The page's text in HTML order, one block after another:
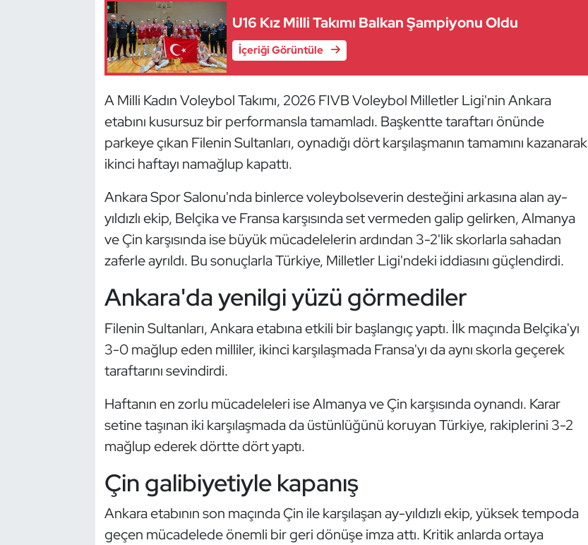
U16 Kız Milli Takımı Balkan Şampiyonu Oldu
İçeriği Görüntüle
A Milli Kadın Voleybol Takımı, 2026 FIVB Voleybol Milletler Ligi'nin Ankara
etabını kusursuz bir performansla tamamladı. Başkentte taraftarı önünde
parkeye çıkan Filenin Sultanları, oynadığı dört karşılaşmanın tamamını kazanarak
ikinci haftayı namağlup kapattı.
Ankara Spor Salonu'nda binlerce voleybolseverin desteğini arkasına alan ay-
yıldızlı ekip, Belçika ve Fransa karşısında set vermeden galip gelirken, Almanya
ve Çin karşısında ise büyük mücadelelerin ardından 3-2'lik skorlarla sahadan
zaferle ayrıldı. Bu sonuçlarla Türkiye, Milletler Ligi'ndeki iddiasını güçlendirdi.
Ankara'da yenilgi yüzü görmediler
Filenin Sultanları, Ankara etabına etkili bir başlangıç yaptı. İlk maçında Belçika'yı
3-0 mağlup eden milliler, ikinci karşılaşmada Fransa'yı da aynı skorla geçerek
taraftarını sevindirdi.
Haftanın en zorlu mücadeleleri ise Almanya ve Çin karşısında oynandı. Karar
setine taşınan iki karşılaşmada da üstünlüğünü koruyan Türkiye, rakiplerini 3-2
mağlup ederek dörtte dört yaptı.
Çin galibiyetiyle kapanış
Ankara etabının son maçında Çin ile karşılaşan ay-yıldızlı ekip, yüksek tempoda
geçen mücadelede önemli bir geri dönüşe imza attı. Kritik anlarda ortaya
Hava Sporları
İşitme Engelli Sporcular
Judo ve Kuraş
Kano ve Rafting